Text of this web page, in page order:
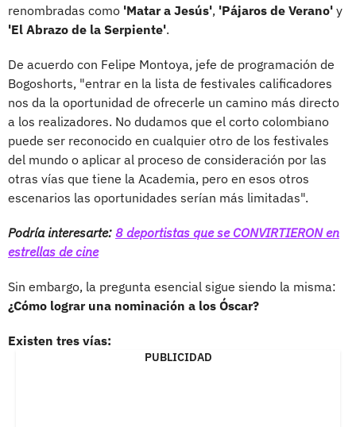
renombradas como 'Matar a Jesús', 'Pájaros de Verano' y
'El Abrazo de la Serpiente'.
De acuerdo con Felipe Montoya, jefe de programación de
Bogoshorts, "entrar en la lista de festivales calificadores
nos da la oportunidad de ofrecerle un camino más directo
a los realizadores. No dudamos que el corto colombiano
puede ser reconocido en cualquier otro de los festivales
del mundo o aplicar al proceso de consideración por las
otras vías que tiene la Academia, pero en esos otros
escenarios las oportunidades serían más limitadas".
Podría interesarte: 8 deportistas que se CONVIRTIERON en
estrellas de cine
Sin embargo, la pregunta esencial sigue siendo la misma:
¿Cómo lograr una nominación a los Óscar?
Existen tres vías:
PUBLICIDAD